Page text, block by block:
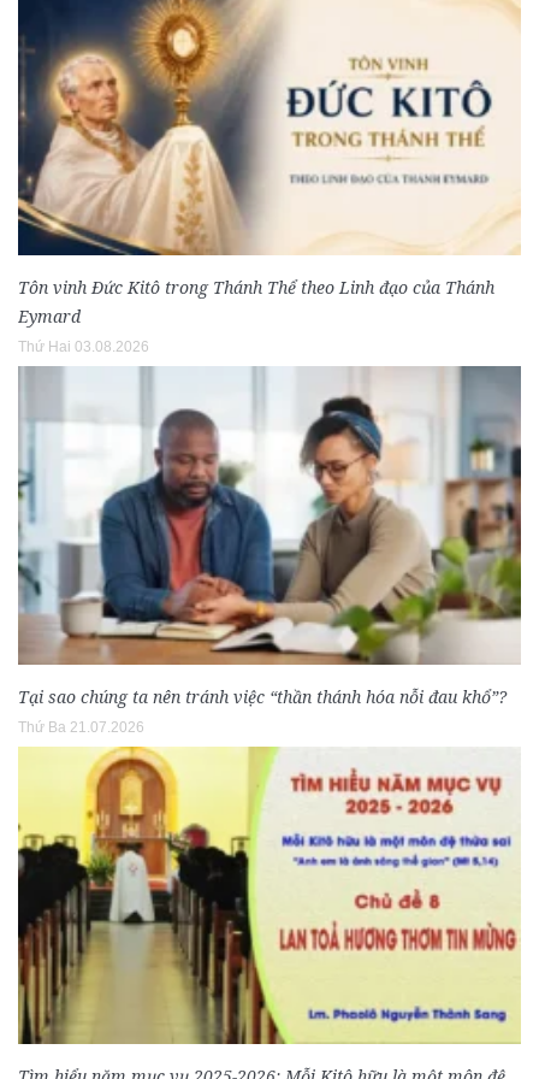
Tôn vinh Đức Kitô trong Thánh Thể theo Linh đạo của Thánh
Eymard
Thứ Hai 03.08.2026
Tại sao chúng ta nên tránh việc “thần thánh hóa nỗi đau khổ”?
Thứ Ba 21.07.2026